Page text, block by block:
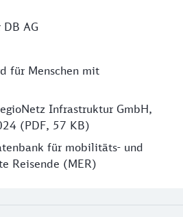
DB AG
für Menschen mit
Infrastruktur GmbH,
(PDF, 57 KB)
für mobilitäts- und
Reisende (MER)